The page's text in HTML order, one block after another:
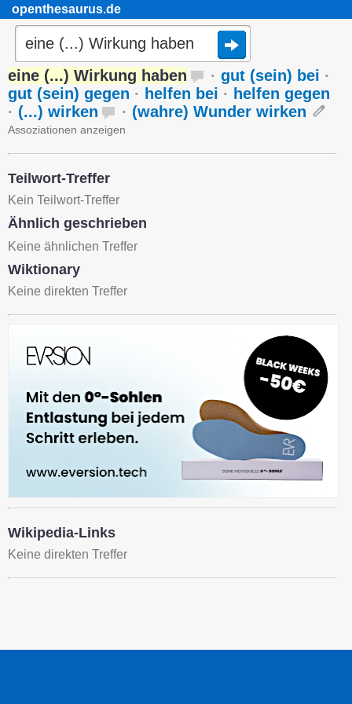
openthesaurus.de
eine (...) Wirkung haben · gut (sein) bei ·
gut (sein) gegen · helfen bei · helfen gegen
· (...) wirken · (wahre) Wunder wirken
Assoziationen anzeigen
Teilwort-Treffer
Kein Teilwort-Treffer
Ähnlich geschrieben
Keine ähnlichen Treffer
Wiktionary
Keine direkten Treffer
Wikipedia-Links
Keine direkten Treffer